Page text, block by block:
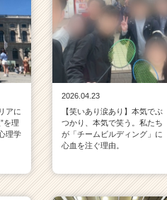
アに
を理
理学
2026.04.23
【笑いあり涙あり】本気でぶ
つかり、本気で笑う。私たち
が「チームビルディング」に
心血を注ぐ理由。